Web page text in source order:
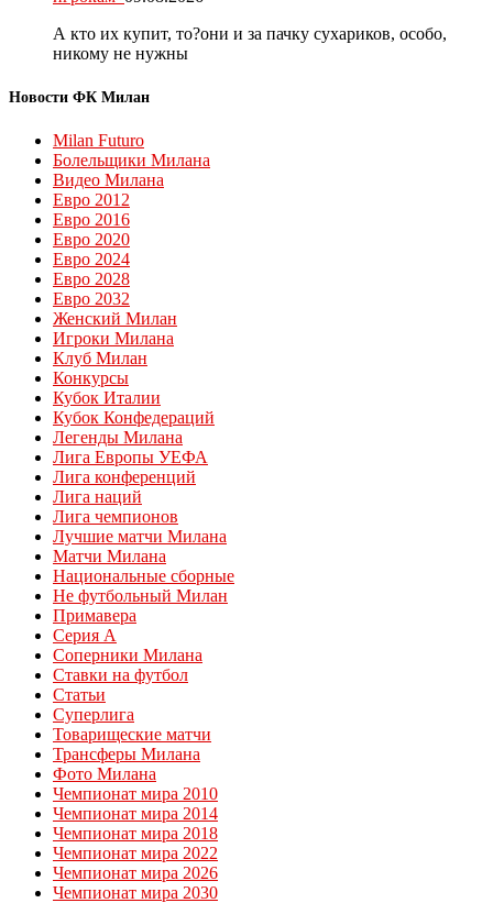
А кто их купит, то?они и за пачку сухариков, особо,
никому не нужны
Новости ФК Милан
Milan Futuro
Болельщики Милана
Видео Милана
Евро 2012
Евро 2016
Евро 2020
Евро 2024
Евро 2028
Евро 2032
Женский Милан
Игроки Милана
Клуб Милан
Конкурсы
Кубок Италии
Кубок Конфедераций
Легенды Милана
Лига Европы УЕФА
Лига конференций
Лига наций
Лига чемпионов
Лучшие матчи Милана
Матчи Милана
Национальные сборные
Не футбольный Милан
Примавера
Серия А
Соперники Милана
Ставки на футбол
Статьи
Суперлига
Товарищеские матчи
Трансферы Милана
Фото Милана
Чемпионат мира 2010
Чемпионат мира 2014
Чемпионат мира 2018
Чемпионат мира 2022
Чемпионат мира 2026
Чемпионат мира 2030